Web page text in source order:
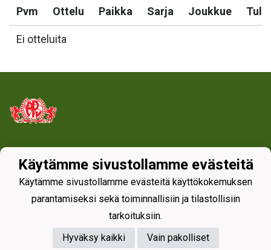
Pvm Ottelu Paikka Sarja Joukkue
Ei otteluita
Powered by
Käytämme sivustollamme evästeitä
Käytämme sivustollamme evästeitä käyttökokemuksen
parantamiseksi sekä toiminnallisiin ja tilastollisiin
tarkoituksiin.
Hyväksy kaikki
Vain pakolliset